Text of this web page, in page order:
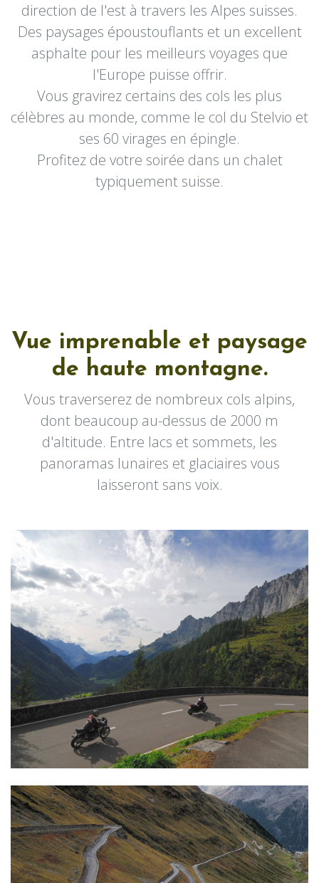
direction de l'est à travers les Alpes suisses.
Des paysages époustouflants et un excellent
asphalte pour les meilleurs voyages que
l'Europe puisse offrir.
Vous gravirez certains des cols les plus
célèbres au monde, comme le col du Stelvio et
ses 60 virages en épingle.
Profitez de votre soirée dans un chalet
typiquement suisse.
Vue imprenable et paysage
de haute montagne.
Vous traverserez de nombreux cols alpins,
dont beaucoup au-dessus de 2000 m
d'altitude. Entre lacs et sommets, les
panoramas lunaires et glaciaires vous
laisseront sans voix.